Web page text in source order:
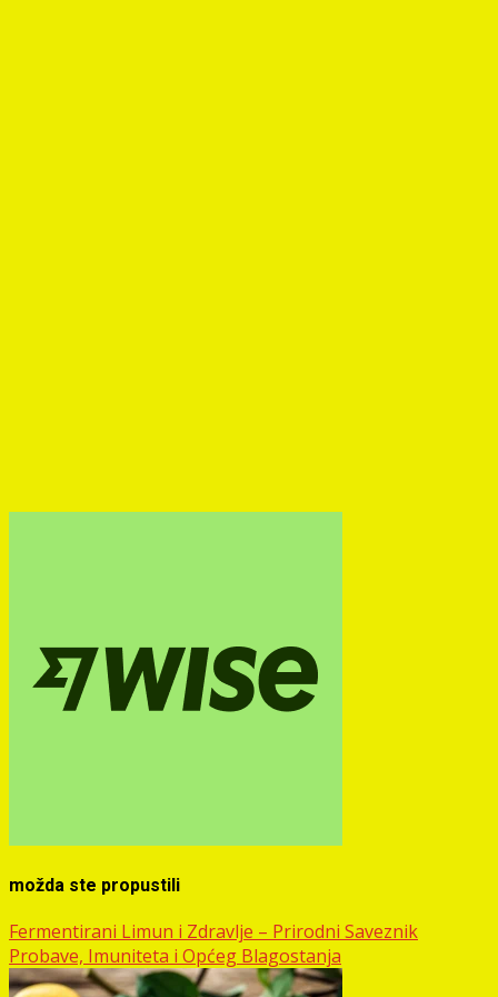
možda ste propustili
Fermentirani Limun i Zdravlje – Prirodni Saveznik
Probave, Imuniteta i Općeg Blagostanja